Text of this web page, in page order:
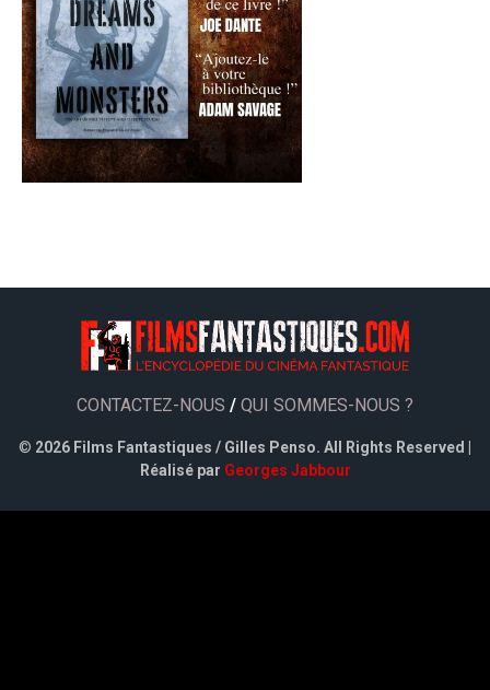
CONTACTEZ-NOUS / QUI SOMMES-NOUS ?
© 2026 Films Fantastiques / Gilles Penso. All Rights Reserved |
Réalisé par Georges Jabbour